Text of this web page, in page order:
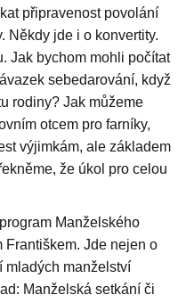
připravenost povolání
Někdy jde i o konvertity.
Jak bychom mohli počítat
sebedarování, když
rodiny? Jak můžeme
otcem pro farníky,
výjimkám, ale základem
že úkol pro celou
Manželského
Františkem. Jde nejen o
mladých manželství
Manželská setkání či